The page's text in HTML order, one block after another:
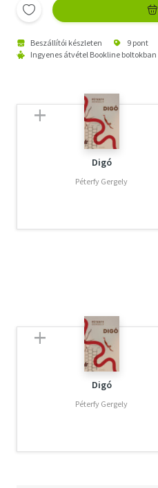
Beszállítói készleten 9 pont
Ingyenes átvétel Bookline boltokban
Digó
Péterfy Gergely
Digó
Péterfy Gergely